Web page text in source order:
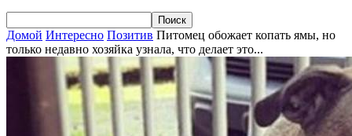
Домой Интересно Позитив Питомец обожает копать ямы, но
только недавно хозяйка узнала, что делает это...